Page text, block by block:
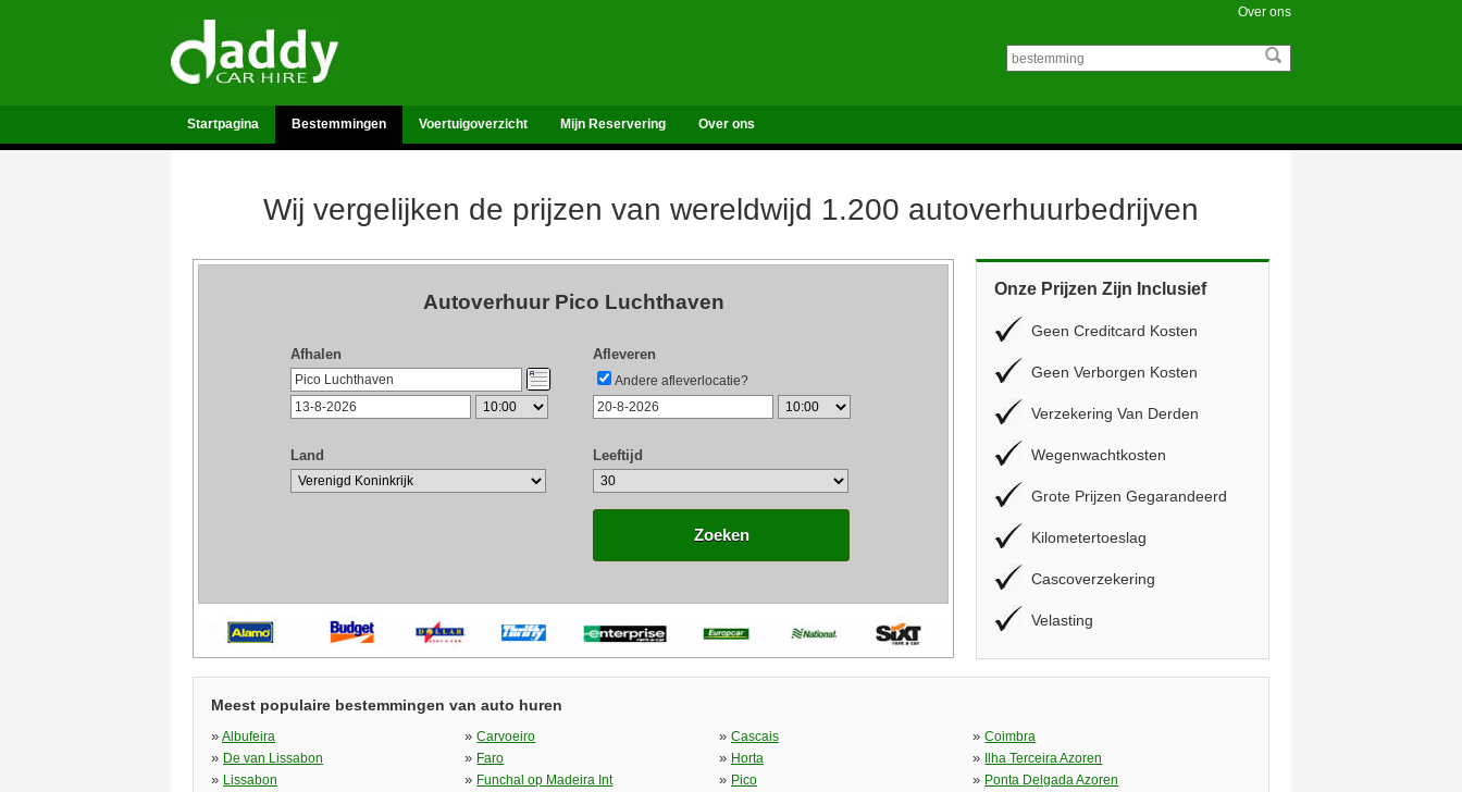
Over ons
Startpagina Bestemmingen Voertuigoverzicht Mijn Reservering Over ons
Wij vergelijken de prijzen van wereldwijd 1.200 autoverhuurbedrijven
Autoverhuur Pico Luchthaven
Afhalen Afleveren
Andere afleverlocatie?
Land Leeftijd
Zoeken
Onze Prijzen Zijn Inclusief
Geen Creditcard Kosten
Geen Verborgen Kosten
Verzekering Van Derden
Wegenwachtkosten
Grote Prijzen Gegarandeerd
Kilometertoeslag
Cascoverzekering
Velasting
Meest populaire bestemmingen van auto huren
» Albufeira »Carvoeiro » Cascais »Coimbra
» De van Lissabon » Faro » Horta » Ilha Terceira Azoren
» Lissabon » Funchal op Madeira Int » Pico » Ponta Delgada Azoren